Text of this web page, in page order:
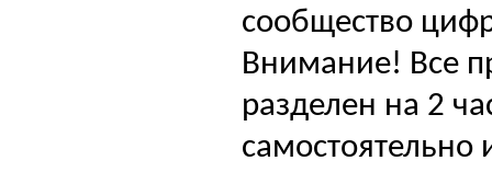
сообщество
Внимание! Все
разделен на 2
самостоятельно